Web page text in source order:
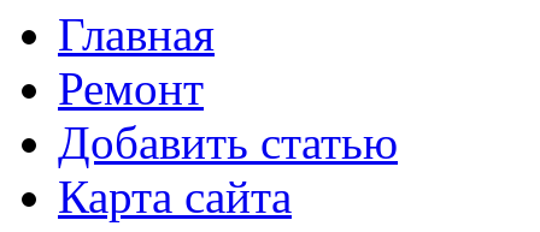
Главная
Ремонт
Добавить статью
Карта сайта